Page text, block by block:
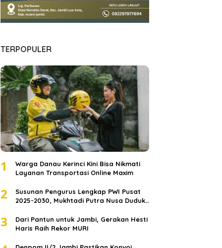
TERPOPULER
1
Warga Danau Kerinci Kini Bisa Nikmati
Layanan Transportasi Online Maxim
2
Susunan Pengurus Lengkap PWI Pusat
2025-2030, Mukhtadi Putra Nusa Duduki
3
Dari Pantun untuk Jambi, Gerakan Hesti
Haris Raih Rekor MURI